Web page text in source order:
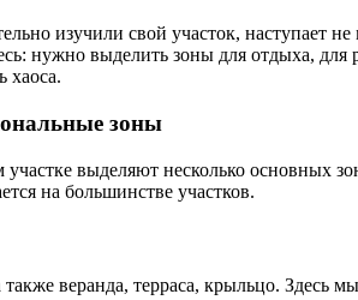
изучили свой участок, наступает
нужно выделить зоны для отдыха,
хаоса.
зоны
выделяют несколько основных
на большинстве участков.
веранда, терраса, крыльцо.